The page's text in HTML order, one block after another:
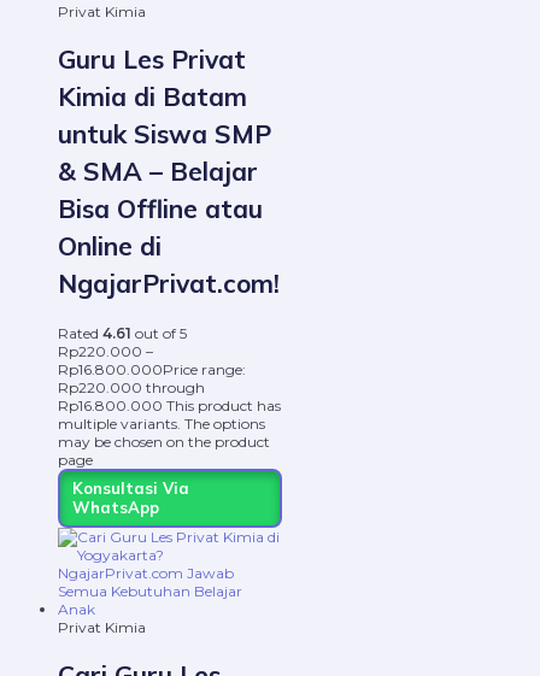
Privat Kimia
Guru Les Privat
Kimia di Batam
untuk Siswa SMP
& SMA – Belajar
Bisa Offline atau
Online di
NgajarPrivat.com!
Rated 4.61 out of 5
Rp220.000 –
Rp16.800.000Price range:
Rp220.000 through
Rp16.800.000 This product has
multiple variants. The options
may be chosen on the product
page
Konsultasi Via
WhatsApp
Privat Kimia